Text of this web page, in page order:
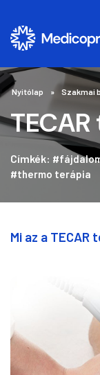
Nyitólap Szakmai
Címkék:
#thermo terápia
Mi az a TECAR